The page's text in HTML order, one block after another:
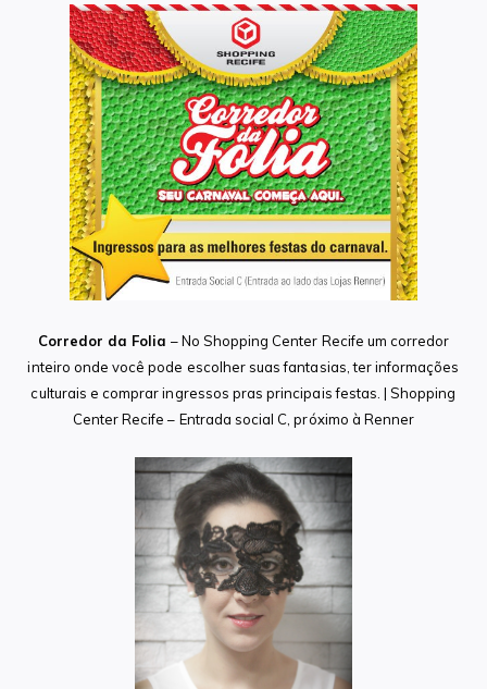
Corredor da Folia – No Shopping Center Recife um corredor
inteiro onde você pode escolher suas fantasias, ter informações
culturais e comprar ingressos pras principais festas. | Shopping
Center Recife – Entrada social C, próximo à Renner